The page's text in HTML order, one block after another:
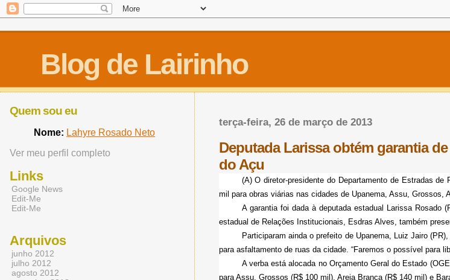
Blog de Lairinho
terça-feira, 26 de março de 2013
Deputada Larissa obtém garantia
(A)O diretor-presidente do Departamento de Estradas
mil para obras viárias nas cidades de Upanema, Assu, Grossos,
A garantia foi dada à deputada estadual Larissa Rosado
estadual de Relações Institucionais, Esdras Alves, também
Participaram ainda o prefeito de Upanema, Luiz Jairo
para asfaltamento de ruas da cidade. “Faremos o possível para
A verba está alocada no Orçamento Geral do Estado
para Assu, Grossos (R$ 100 mil), Areia Branca (R$ 140 mil) e
Quem sou eu
Nome: Lahyre Rosado Neto
Ver meu perfil completo
Links
Google News
Edit-Me
Edit-Me
Arquivos
junho 2012
julho 2012
agosto 2012